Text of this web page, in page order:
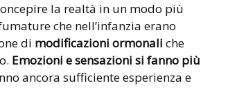
la realtà in un modo più
che nell’infanzia erano
di modificazioni ormonali che
Emozioni e sensazioni si fanno più
ancora sufficiente esperienza e